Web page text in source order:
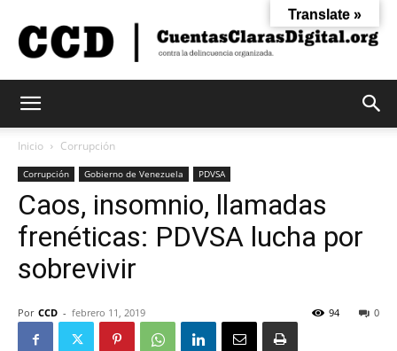
Claras
Inicio Corrupción
Corrupción Gobierno de Venezuela PDVSA
Caos, insomnio, llamadas
frenéticas: PDVSA lucha por
sobrevivir
Por CCD - febrero 11, 2019 0
94
Translate »